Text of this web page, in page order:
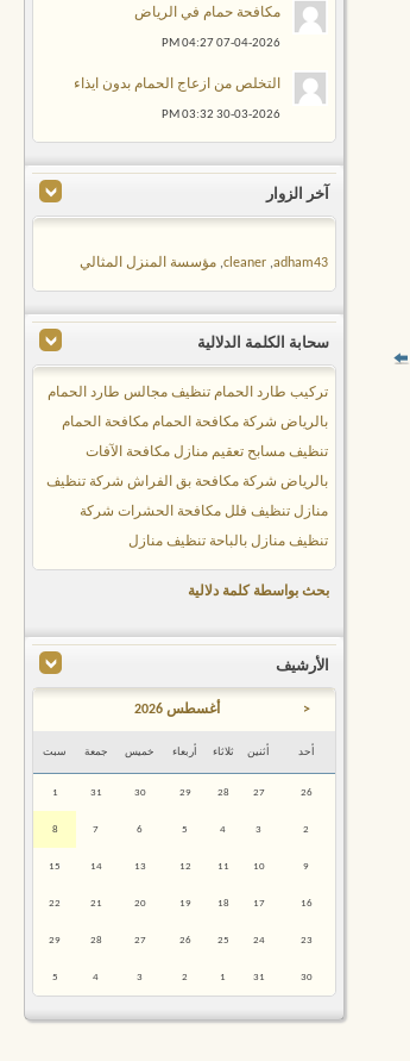
مكافحة حمام في الرياض
07-04-2026
04:27 PM
التخلص من ازعاج الحمام بدون ايذاء
30-03-2026
03:32 PM
آخر الزوار
adham43
,
cleaner
, مؤسسة المنزل المثالي
سحابة الكلمة الدلالية
تركيب طارد الحمام تنظيف مجالس طارد الحمام
بالرياض شركة مكافحة الحمام مكافحة الحمام
تنظيف مسابح تعقيم منازل مكافحة الآفات
بالرياض شركة مكافحة بق الفراش شركة تنظيف
منازل تنظيف فلل مكافحة الحشرات شركة
تنظيف منازل بالباحة تنظيف منازل
بحث بواسطة كلمة دلالية
الأرشيف
< أغسطس 2026
أحد أثنين ثلاثاء أربعاء خميس جمعة سبت
26
27
28
29
30
31
1
2
3
4
5
6
7
8
9
10
11
12
13
14
15
16
17
18
19
20
21
22
23
24
25
26
27
28
29
30
31
1
2
3
4
5